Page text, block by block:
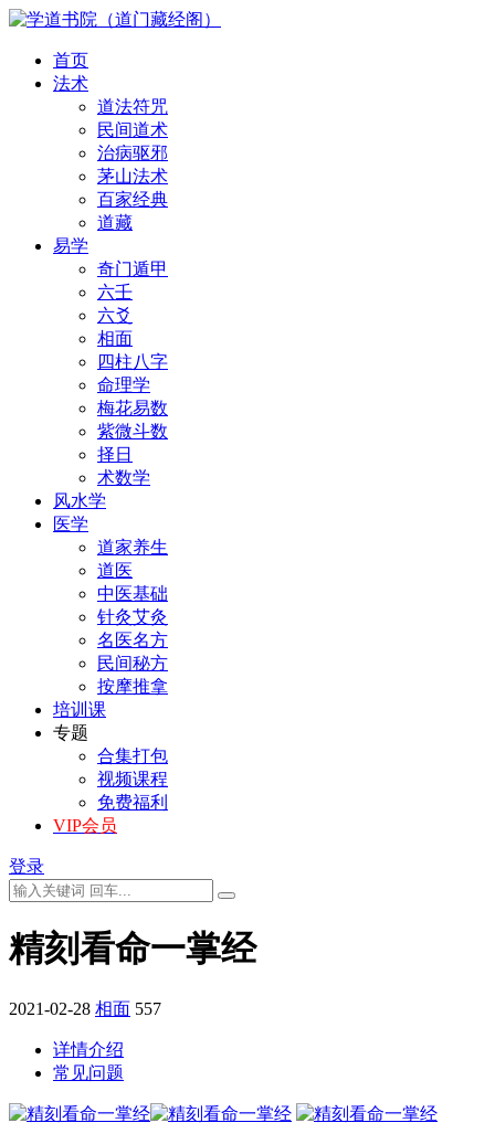
首页
法术
道法符咒
民间道术
治病驱邪
茅山法术
百家经典
道藏
易学
奇门遁甲
六壬
六爻
相面
四柱八字
命理学
梅花易数
紫微斗数
择日
术数学
风水学
医学
道家养生
道医
中医基础
针灸艾灸
名医名方
民间秘方
按摩推拿
培训课
专题
合集打包
视频课程
免费福利
VIP会员
登录
精刻看命一掌经
2021-02-28 相面 557
详情介绍
常见问题